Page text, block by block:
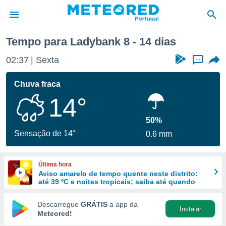
da
foi
fornecidas
a este
das
e
forma
digital
Tempo para Ladybank 8 - 14 dias
02:37 Sexta ...
Chuva fraca
14°
Sensação de 14°
50%
0.6 mm
Última hora
Aviso amarelo de tempo quente neste distrito:
até 39 ºC e noites tropicais; saiba até quando
Descarregue GRÁTIS a app da
Meteored!
Instalar